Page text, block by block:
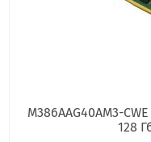
M386AAG40AM3-
128